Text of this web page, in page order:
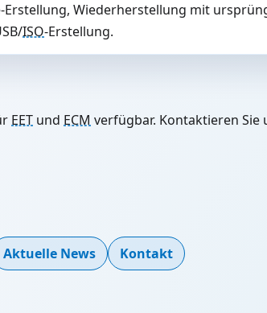
Erstellung, Wiederherstellung mit
ISO-Erstellung.
EET und ECM verfügbar. Kontaktieren
Aktuelle News Kontakt